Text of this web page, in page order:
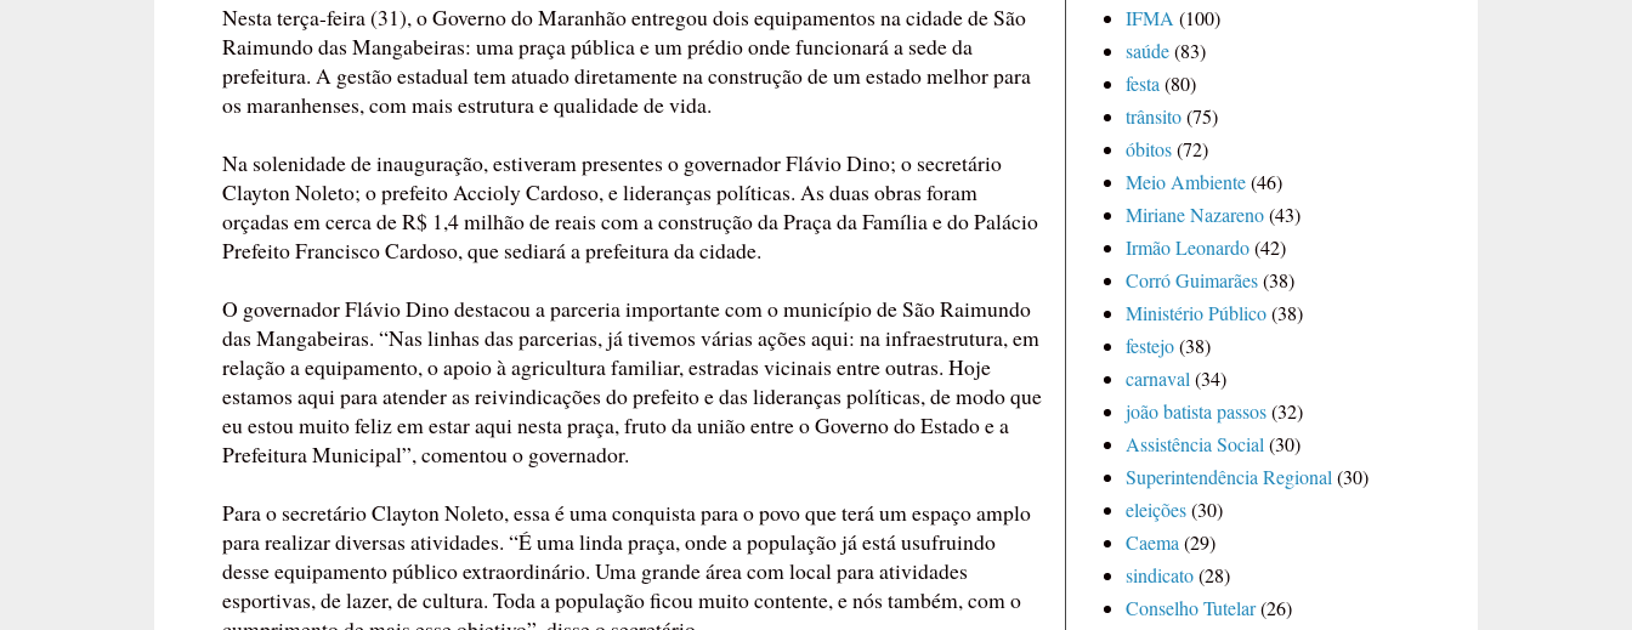
Nesta terça-feira (31), o Governo do Maranhão entregou dois equipamentos na cidade de São
Raimundo das Mangabeiras: uma praça pública e um prédio onde funcionará a sede da
prefeitura. A gestão estadual tem atuado diretamente na construção de um estado melhor para
os maranhenses, com mais estrutura e qualidade de vida.
Na solenidade de inauguração, estiveram presentes o governador Flávio Dino; o secretário
Clayton Noleto; o prefeito Accioly Cardoso, e lideranças políticas. As duas obras foram
orçadas em cerca de R$ 1,4 milhão de reais com a construção da Praça da Família e do Palácio
Prefeito Francisco Cardoso, que sediará a prefeitura da cidade.
O governador Flávio Dino destacou a parceria importante com o município de São Raimundo
das Mangabeiras. “Nas linhas das parcerias, já tivemos várias ações aqui: na infraestrutura, em
relação a equipamento, o apoio à agricultura familiar, estradas vicinais entre outras. Hoje
estamos aqui para atender as reivindicações do prefeito e das lideranças políticas, de modo que
eu estou muito feliz em estar aqui nesta praça, fruto da união entre o Governo do Estado e a
Prefeitura Municipal”, comentou o governador.
Para o secretário Clayton Noleto, essa é uma conquista para o povo que terá um espaço amplo
para realizar diversas atividades. “É uma linda praça, onde a população já está usufruindo
desse equipamento público extraordinário. Uma grande área com local para atividades
esportivas, de lazer, de cultura. Toda a população ficou muito contente, e nós também, com o
IFMA (100)
saúde(83)
festa (80)
trânsito(75)
óbitos(72)
Meio Ambiente(46)
Miriane Nazareno(43)
Irmão Leonardo(42)
Corró Guimarães(38)
Ministério Público(38)
festejo(38)
carnaval (34)
joão batista passos(32)
Assistência Social (30)
Superintendência Regional (30)
eleições(30)
Caema (29)
sindicato(28)
Conselho Tutelar(26)